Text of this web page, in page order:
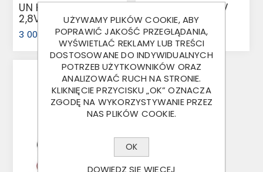
UN KPL 3500KG
2,8VB/1 V
3 000,00 ZŁ
UN KPL 3000KG V
251G AK301 TOTP
(1731344)
1 600,00 ZŁ
UŻYWAMY PLIKÓW COOKIE, ABY
POPRAWIĆ JAKOŚĆ PRZEGLĄDANIA,
WYŚWIETLAĆ REKLAMY LUB TREŚCI
DOSTOSOWANE DO INDYWIDUALNYCH
POTRZEB UŻYTKOWNIKÓW ORAZ
ANALIZOWAĆ RUCH NA STRONIE.
KLIKNIĘCIE PRZYCISKU „OK” OZNACZA
ZGODĘ NA WYKORZYSTYWANIE PRZEZ
NAS PLIKÓW COOKIE.
OK
DOWIEDZ SIĘ WIĘCEJ